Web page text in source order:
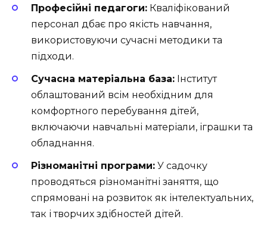
Професійні педагоги: Кваліфікований
персонал дбає про якість навчання,
використовуючи сучасні методики та
підходи.
Сучасна матеріальна база: Інститут
облаштований всім необхідним для
комфортного перебування дітей,
включаючи навчальні матеріали, іграшки та
обладнання.
Різноманітні програми: У садочку
проводяться різноманітні заняття, що
спрямовані на розвиток як інтелектуальних,
так і творчих здібностей дітей.